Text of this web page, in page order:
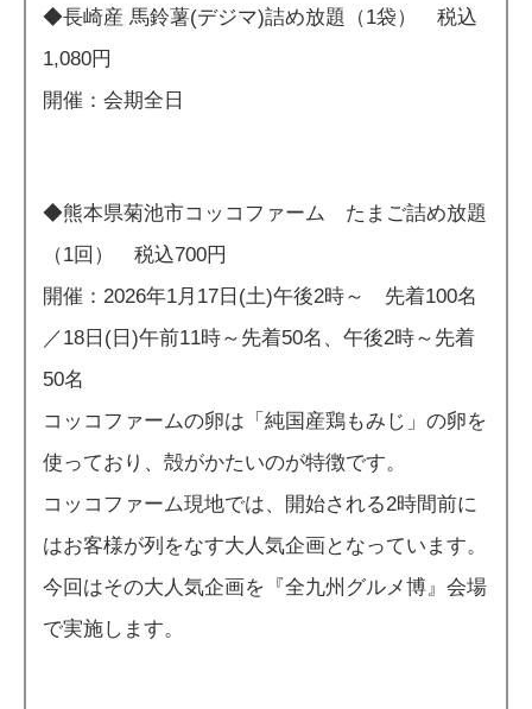
◆長崎産 馬鈴薯(デジマ)詰め放題（1袋） 税込
1,080円
開催：会期全日
◆熊本県菊池市コッコファーム たまご詰め放題
（1回） 税込700円
開催：2026年1月17日(土)午後2時～ 先着100名
／18日(日)午前11時～先着50名、午後2時～先着
50名
コッコファームの卵は「純国産鶏もみじ」の卵を
使っており、殻がかたいのが特徴です。
コッコファーム現地では、開始される2時間前に
はお客様が列をなす大人気企画となっています。
今回はその大人気企画を『全九州グルメ博』会場
で実施します。